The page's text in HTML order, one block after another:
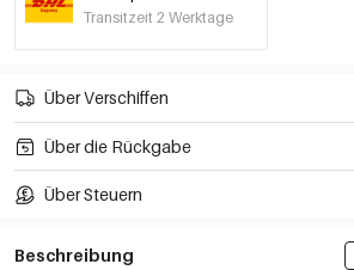
Transitzeit 2 Werktage
Über Verschiffen
Über die Rückgabe
Über Steuern
Beschreibung